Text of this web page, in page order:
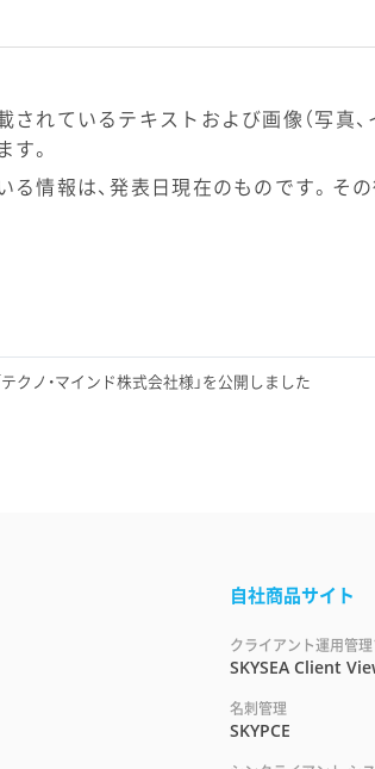
されているテキストおよび画像（写真
す。
る情報は、発表日現在のものです。そ
テクノ・マインド株式会社様」を公開しました
自社商品サイト
クライアント運用管
SKYSEA Client
名刺管理
SKYPCE